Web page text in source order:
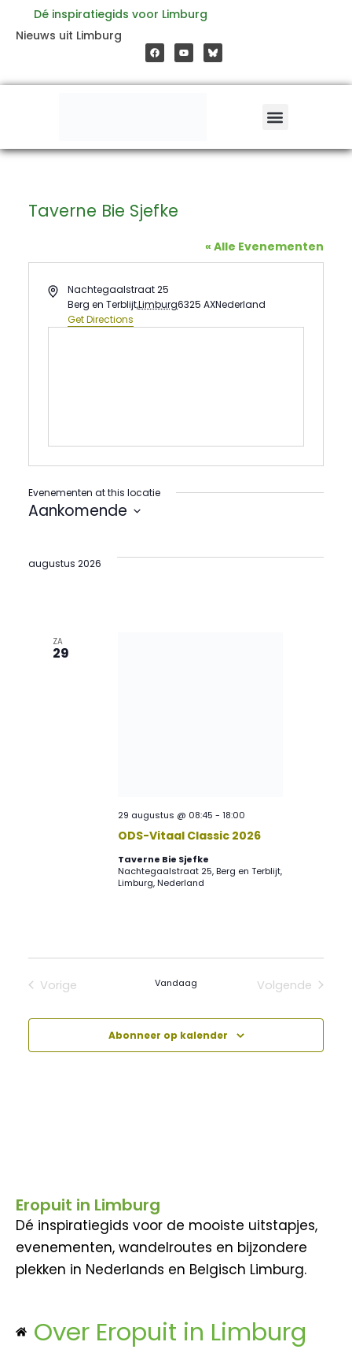
inhoud
Dé inspiratiegids voor Limburg
Nieuws uit Limburg
a
c
e
o
o
o
u
t
b
e
Taverne Bie Sjefke
« Alle Evenementen
AddressNachtegaalstraat 25
Berg en Terblijt,Limburg6325 AXNederland
Get Directions
Evenementen at this locatie
Aankomende
datum.
augustus 2026
ZA
29
ODS-Vitaal Classic 2026
29 augustus @ 08:45 -18:00
Taverne Bie Sjefke
Nachtegaalstraat 25, Berg en Terblijt,
Limburg, Nederland
Vorige
Vandaag
Volgende
Abonneer op kalender
Eropuit in Limburg
Dé inspiratiegids voor de mooiste uitstapjes,
evenementen, wandelroutes en bijzondere
plekken in Nederlands en Belgisch Limburg.
Over Eropuit in Limburg